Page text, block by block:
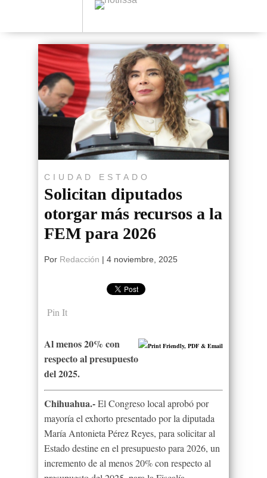
CIUDAD ESTADO
Solicitan diputados
otorgar más recursos a la
FEM para 2026
Por Redacción | 4 noviembre, 2025
Pin It
Al menos 20% con
respecto al presupuesto
del 2025.
Chihuahua.-El Congreso local aprobó por
mayoría el exhorto presentado por la diputada
María Antonieta Pérez Reyes, para solicitar al
Estado destine en el presupuesto para 2026, un
incremento de al menos 20% con respecto al